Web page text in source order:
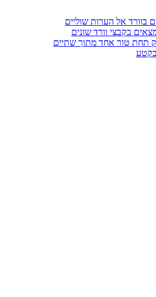
בוורד אל הערות שוליים
בקבצי וורד שונים
תחת טור אחד מתוך שתיים